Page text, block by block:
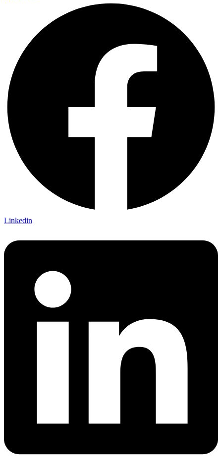
Linkedin